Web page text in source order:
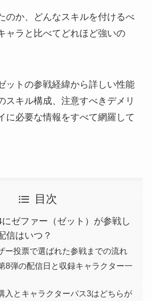
のか、どんなスキルを付けるべ
ャラと比べてどれほど強いの
ットの参戦経緯から詳しい性能
スキル構成、注意すべきデメリ
に必要な情報をすべて網羅して
目次
ゼファー（ゼット）が参戦し
信はいつ？
ー投票で選ばれた参戦までの流れ
8弾の配信日と収録キャラクター一
入とキャラクターパス3はどちらが